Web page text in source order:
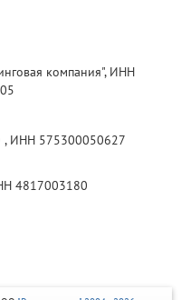
компания", ИНН
, ИНН 575300050627
4817003180